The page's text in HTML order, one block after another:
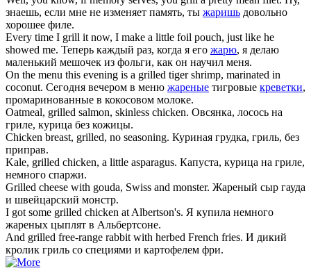
знаешь, если мне не изменяет память, ты жаришь довольно
хорошее филе.
Every time I grill it now, I make a little foil pouch, just like he
showed me. Теперь каждый раз, когда я его жарю, я делаю
маленький мешочек из фольги, как он научил меня.
On the menu this evening is a grilled tigershrimp, marinated in
coconut. Сегодня вечером в меню жареные тигровые креветки,
промаринованные в кокосовом молоке.
Oatmeal, grilled salmon, skinless chicken. Овсянка, лосось на
гриле, курица без кожицы.
Chicken breast, grilled, no seasoning. Куриная грудка, гриль, без
приправ.
Kale, grilled chicken, a little asparagus. Капуста, курица на гриле,
немного спаржи.
Grilled cheese with gouda, Swiss and monster. Жареный сыр гауда
и швейцарский монстр.
I got some grilled chicken at Albertson's. Я купила немного
жареных цыплят в Альбертсоне.
And grilled free-range rabbit with herbed French fries. И дикий
кролик гриль со специями и картофелем фри.